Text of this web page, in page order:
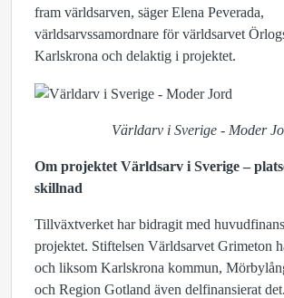
fram världsarven, säger Elena Peverada,
världsarvssamordnare för världsarvet
Karlskrona och delaktig i projektet.
Världarv i Sverige - Moder
Om projektet Världsarv i Sverige –
skillnad
Tillväxtverket har bidragit med
projektet. Stiftelsen Världsarvet Grimeton
och liksom Karlskrona kommun,
och Region Gotland även delfinansierat det.